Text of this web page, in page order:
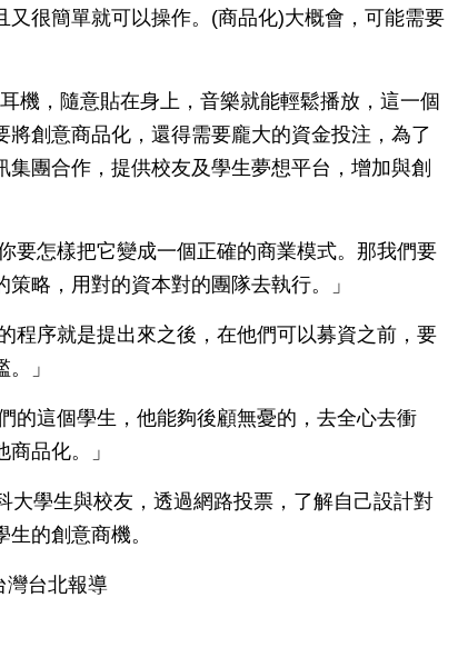
又很簡單就可以操作。(商品化)大概會，可能需要
機，隨意貼在身上，音樂就能輕鬆播放，這一個
創意商品化，還得需要龐大的資金投注，為了
團合作，提供校友及學生夢想平台，增加與創
要怎樣把它變成一個正確的商業模式。那我們要
略，用對的資本對的團隊去執行。」
程序就是提出來之後，在他們可以募資之前，要
」
的這個學生，他能夠後顧無憂的，去全心去衝
品化。」
大學生與校友，透過網路投票，了解自己設計對
的創意商機。
灣台北報導